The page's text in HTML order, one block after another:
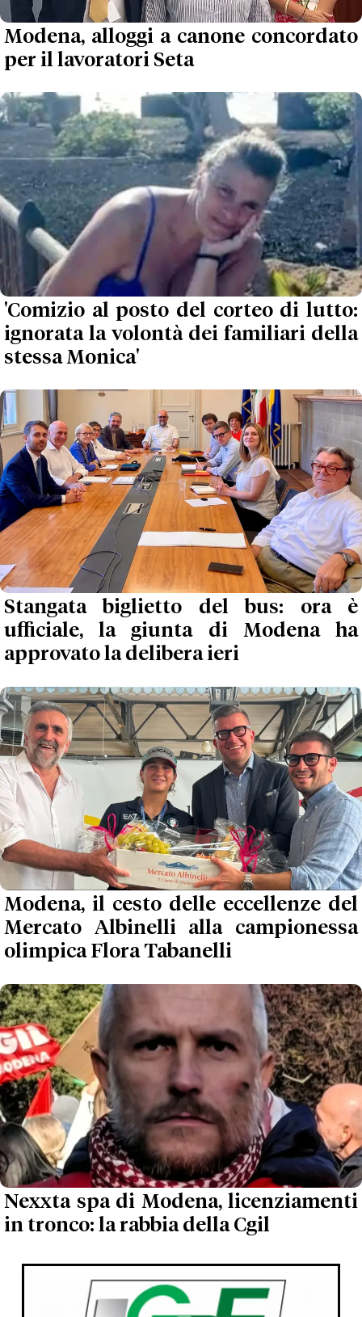
Modena, alloggi a canone concordato
per il lavoratori Seta
'Comizio al posto del corteo di lutto:
ignorata la volontà dei familiari della
stessa Monica'
Stangata biglietto del bus: ora è
ufficiale, la giunta di Modena ha
approvato la delibera ieri
Modena, il cesto delle eccellenze del
Mercato Albinelli alla campionessa
olimpica Flora Tabanelli
Nexxta spa di Modena, licenziamenti
in tronco: la rabbia della Cgil